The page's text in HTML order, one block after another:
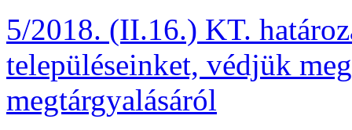
5/2018. (II.16.) KT.
településeinket, védjük
megtárgyalásáról